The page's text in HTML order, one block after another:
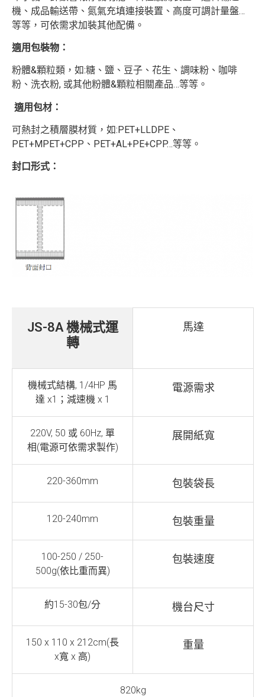
機、成品輸送帶、氮氣充填連接裝置、高度可調計量盤…
等等，可依需求加裝其他配備。
適用包裝物 ：
粉體&顆粒類，如:糖、鹽、豆子、花生、調味粉、咖啡
粉、洗衣粉, 或其他粉體&顆粒相關產品…等等。
適用包材 ：
可熱封之積層膜材質，如:PET+LLDPE、
PET+MPET+CPP、PET+AL+PE+CPP…等等。
封口形式 ：
JS-8A 機械式運
轉
馬達
機械式結構, 1/4HP 馬
達 x1；減速機 x 1
電源需求
220V, 50 或 60Hz, 單
相(電源可依需求製作)
展開紙寬
220-360mm 包裝袋長
120-240mm 包裝重量
100-250 / 250-
500g(依比重而異)
包裝速度
約15-30包/分 機台尺寸
150 x 110 x 212cm(長
x寬 x 高)
重量
820kg